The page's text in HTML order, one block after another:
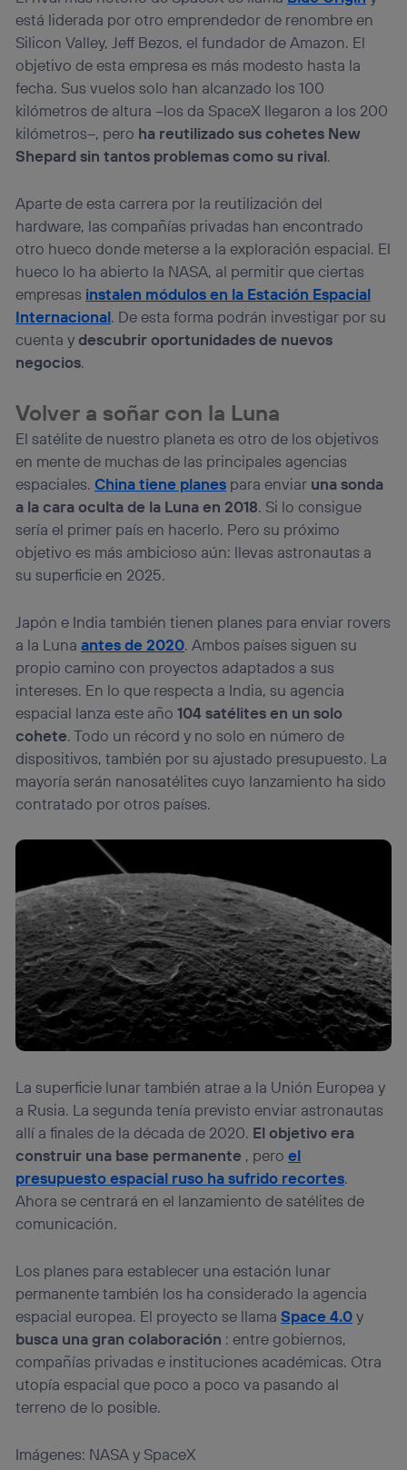
está liderada por otro emprendedor de renombre en
Silicon Valley, Jeff Bezos, el fundador de Amazon. El
objetivo de esta empresa es más modesto hasta la
fecha. Sus vuelos solo han alcanzado los 100
kilómetros de altura –los da SpaceX llegaron a los 200
kilómetros–, pero ha reutilizado sus cohetes New
Shepard sin tantos problemas como su rival.
Aparte de esta carrera por la reutilización del
hardware, las compañías privadas han encontrado
otro hueco donde meterse a la exploración espacial. El
hueco lo ha abierto la NASA, al permitir que ciertas
empresas instalen módulos en la Estación Espacial
Internacional. De esta forma podrán investigar por su
cuenta ydescubrir oportunidades de nuevos
negocios.
Volver a soñar con la Luna
El satélite de nuestro planeta es otro de los objetivos
en mente de muchas de las principales agencias
espaciales.China tiene planes para enviar una sonda
a la cara oculta de la Luna en 2018. Si lo consigue
sería el primer país en hacerlo. Pero su próximo
objetivo es más ambicioso aún: llevas astronautas a
su superficie en 2025.
Japón e India también tienen planes para enviar rovers
a la Lunaantes de 2020. Ambos países siguen su
propio camino con proyectos adaptados a sus
intereses. En lo que respecta a India, su agencia
espacial lanza este año104 satélites en un solo
cohete. Todo un récord y no solo en número de
dispositivos, también por su ajustado presupuesto. La
mayoría serán nanosatélites cuyo lanzamiento ha sido
contratado por otros países.
La superficie lunar también atrae a la Unión Europea y
a Rusia. La segunda tenía previsto enviar astronautas
allí a finales de la década de 2020. El objetivo era
construir una base permanente , peroel
presupuesto espacial ruso ha sufrido recortes.
Ahora se centrará en el lanzamiento de satélites de
comunicación.
Los planes para establecer una estación lunar
permanente también los ha considerado la agencia
espacial europea. El proyecto se llamaSpace 4.0y
busca una gran colaboración : entre gobiernos,
compañías privadas e instituciones académicas. Otra
utopía espacial que poco a poco va pasando al
terreno de lo posible.
Imágenes: NASA y SpaceX